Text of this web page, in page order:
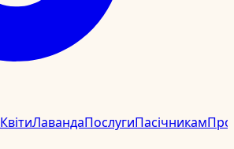
КвітиЛавандаПослугиПасічникамПро